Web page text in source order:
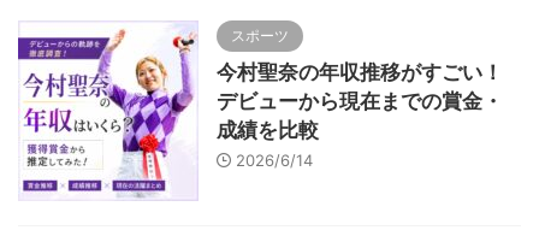
スポーツ
今村聖奈の年収推移がすごい！
デビューから現在までの賞金・
成績を比較
2026/6/14